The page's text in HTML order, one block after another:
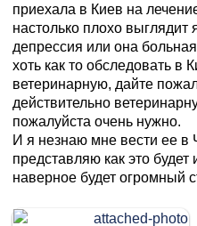
приехала в Киев на
настолько плохо выглядит
депрессия или она
хоть как то обследовать в
ветеринарную, дайте
действительно
пожалуйста очень нужно.
И я незнаю мне вести ее в
представляю как это будет
наверное будет огромный